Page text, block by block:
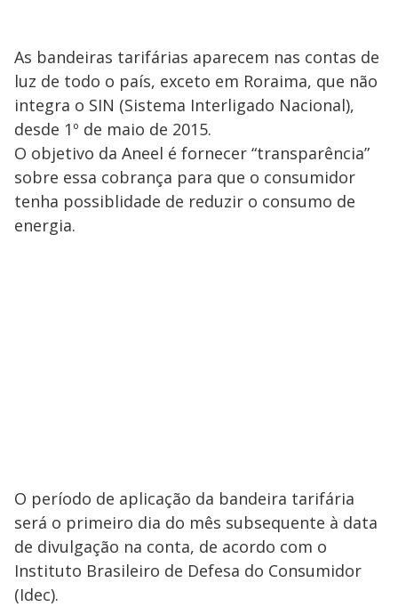
As bandeiras tarifárias aparecem nas contas de
luz de todo o país, exceto em Roraima, que não
integra o SIN (Sistema Interligado Nacional),
desde 1º de maio de 2015.
O objetivo da Aneel é fornecer “transparência”
sobre essa cobrança para que o consumidor
tenha possiblidade de reduzir o consumo de
energia.
O período de aplicação da bandeira tarifária
será o primeiro dia do mês subsequente à data
de divulgação na conta, de acordo com o
Instituto Brasileiro de Defesa do Consumidor
(Idec).